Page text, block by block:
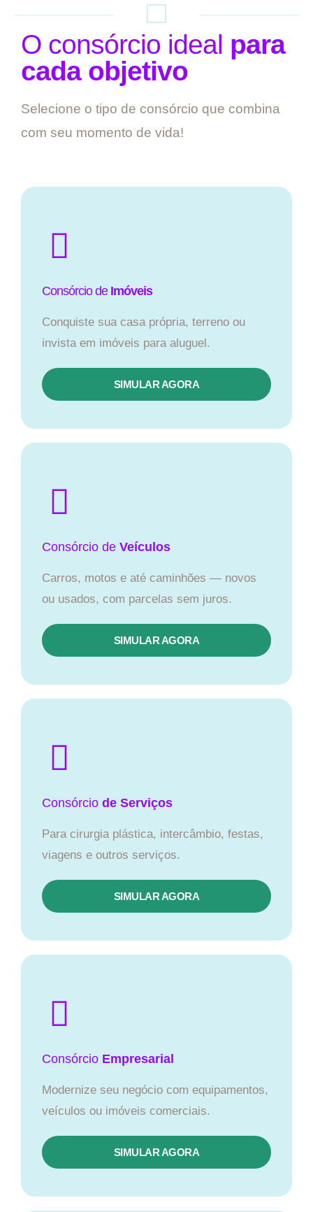
O consórcio ideal para
cada objetivo
Selecione o tipo de consórcio que combina
com seu momento de vida!
Consórcio de Imóveis
Conquiste sua casa própria, terreno ou
invista em imóveis para aluguel.
SIMULAR AGORA​
Consórcio de Veículos
Carros, motos e até caminhões — novos
ou usados, com parcelas sem juros.
SIMULAR AGORA
Consórcio de Serviços
Para cirurgia plástica, intercâmbio, festas,
viagens e outros serviços.
SIMULAR AGORA
Consórcio Empresarial
Modernize seu negócio com equipamentos,
veículos ou imóveis comerciais.
SIMULAR AGORA